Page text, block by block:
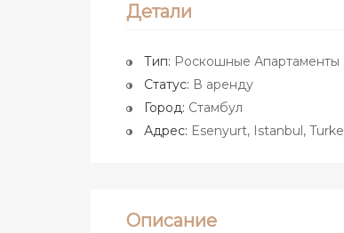
Детали
Тип: Роскошные Апартаменты
Статус: В аренду
Город: Стамбул
Адрес: Esenyurt, Istanbul,
Описание